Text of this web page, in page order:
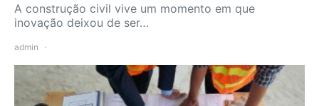
A construção civil vive um momento em que
inovação deixou de ser…
admin